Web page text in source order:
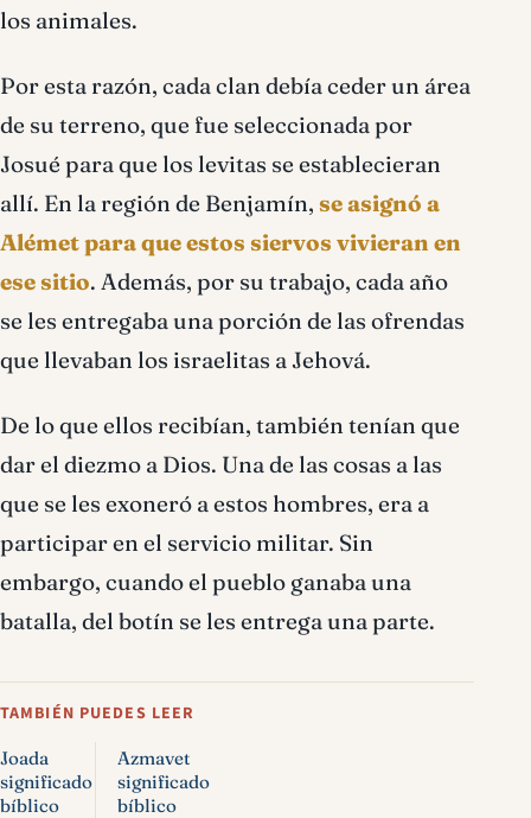
los animales.
Por esta razón, cada clan debía ceder un área
de su terreno, que fue seleccionada por
Josué para que los levitas se establecieran
allí. En la región de Benjamín, se asignó a
Alémet para que estos siervos vivieran en
ese sitio. Además, por su trabajo, cada año
se les entregaba una porción de las ofrendas
que llevaban los israelitas a Jehová.
De lo que ellos recibían, también tenían que
dar el diezmo a Dios. Una de las cosas a las
que se les exoneró a estos hombres, era a
participar en el servicio militar. Sin
embargo, cuando el pueblo ganaba una
batalla, del botín se les entrega una parte.
TAMBIÉN PUEDES LEER
Joada
significado
bíblico
Azmavet
significado
bíblico